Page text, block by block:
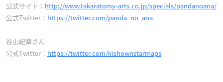
公式サイト： http://www.takaratomy-arts.co.jp/specials/pandanoana/
公式Twitter： https://twitter.com/panda_no_ana
谷山紀章さん
公式Twitter： https://twitter.com/kishownstarmaps